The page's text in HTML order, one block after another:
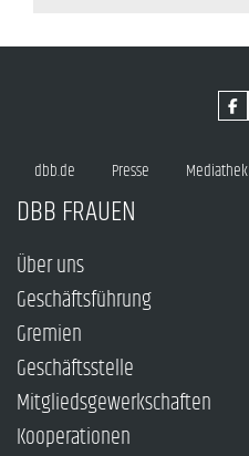
dbb.de Presse Mediathek
DBB FRAUEN
Über uns
Geschäftsführung
Gremien
Geschäftsstelle
Mitgliedsgewerkschaften
Kooperationen